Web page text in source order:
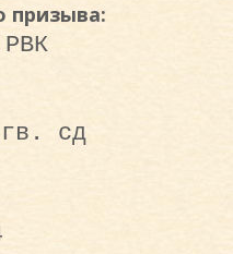
призыва:
сд